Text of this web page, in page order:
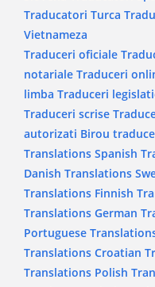
Traducatori Turca
Vietnameza
Traduceri oficiale
notariale Traduceri
limba Traduceri
Traduceri scrise
autorizati Birou
Translations Spanish
Danish Translations
Translations Finnish
Translations German
Portuguese
Translations Croatian
Translations Polish